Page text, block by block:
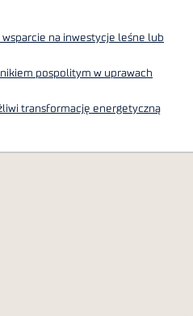
na inwestycje leśne lub
pospolitym w uprawach
transformację energetyczną